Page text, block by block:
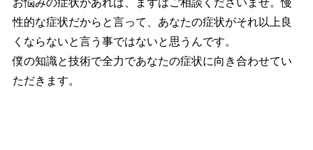
お悩みの症状があれば、まずはご相談くださいませ。慢
性的な症状だからと言って、あなたの症状がそれ以上良
くならないと言う事ではないと思うんです。
僕の知識と技術で全力であなたの症状に向き合わせてい
ただきます。